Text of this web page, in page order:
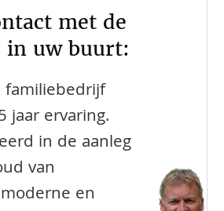
met de
in uw buurt:
familiebedrijf
jaar ervaring.
in de aanleg
van
en